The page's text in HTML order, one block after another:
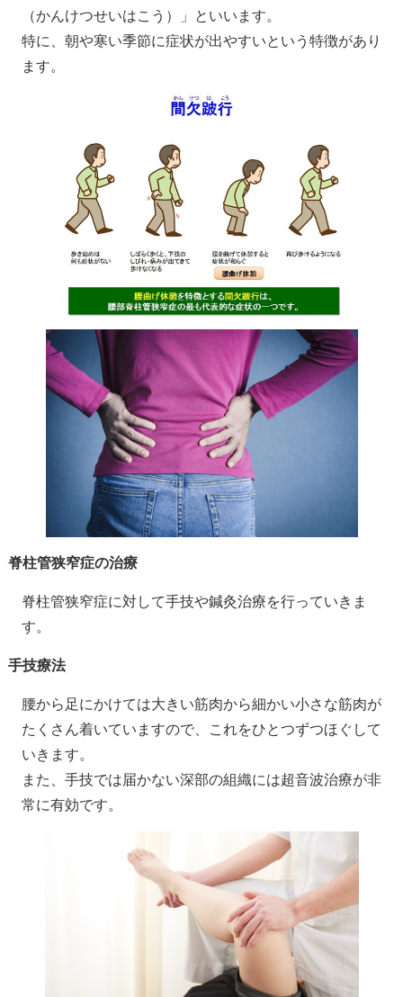
（かんけつせいはこう）」といいます。
特に、朝や寒い季節に症状が出やすいという特徴があり
ます。
脊柱管狭窄症の治療
脊柱管狭窄症に対して手技や鍼灸治療を行っていきま
す。
手技療法
腰から足にかけては大きい筋肉から細かい小さな筋肉が
たくさん着いていますので、これをひとつずつほぐして
いきます。
また、手技では届かない深部の組織には超音波治療が非
常に有効です。